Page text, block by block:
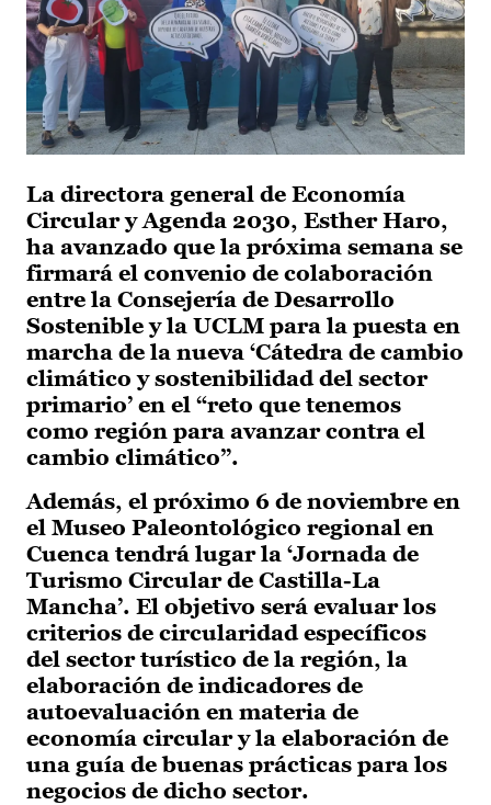
La directora general de Economía
Circular y Agenda 2030, Esther Haro,
ha avanzado que la próxima semana se
firmará el convenio de colaboración
entre la Consejería de Desarrollo
Sostenible y la UCLM para la puesta en
marcha de la nueva ‘Cátedra de cambio
climático y sostenibilidad del sector
primario’ en el “reto que tenemos
como región para avanzar contra el
cambio climático”.
Además, el próximo 6 de noviembre en
el Museo Paleontológico regional en
Cuenca tendrá lugar la ‘Jornada de
Turismo Circular de Castilla-La
Mancha’. El objetivo será evaluar los
criterios de circularidad específicos
del sector turístico de la región, la
elaboración de indicadores de
autoevaluación en materia de
economía circular y la elaboración de
una guía de buenas prácticas para los
negocios de dicho sector.